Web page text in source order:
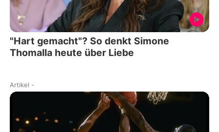
"Hart gemacht"? So denkt Simone
Thomalla heute über Liebe
Artikel -